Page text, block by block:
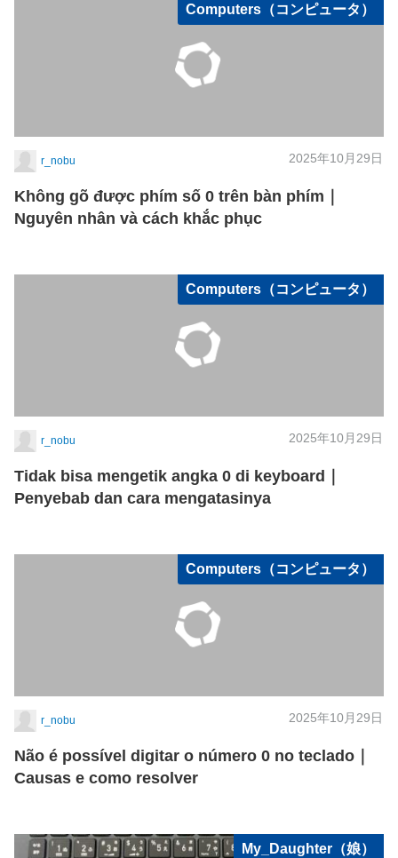
Computers（コンピュータ）
r_nobu 2025年10月29日
Không gõ được phím số 0 trên bàn phím｜
Nguyên nhân và cách khắc phục
Computers（コンピュータ）
r_nobu 2025年10月29日
Tidak bisa mengetik angka 0 di keyboard｜
Penyebab dan cara mengatasinya
Computers（コンピュータ）
r_nobu 2025年10月29日
Não é possível digitar o número 0 no teclado｜
Causas e como resolver
My_Daughter（娘）